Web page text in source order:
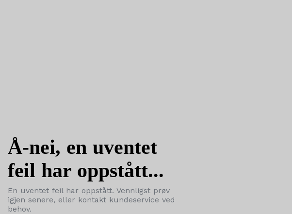
Å-nei, en uventet
feil har oppstått...
En uventet feil har oppstått. Vennligst prøv
igjen senere, eller kontakt kundeservice ved
behov.